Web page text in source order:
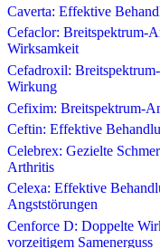
Caverta: Effektive
Cefaclor: Breitspektrum-
Wirksamkeit
Cefadroxil:
Wirkung
Cefixim: Breitspektrum-
Ceftin: Effektive
Celebrex: Gezielte
Arthritis
Celexa: Effektive
Angststörungen
Cenforce D: Doppelte
vorzeitigem Samenerguss